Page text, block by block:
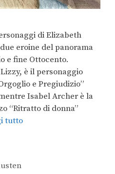
di Elizabeth
eroine del panorama
e fine Ottocento.
è il personaggio
e Pregiudizio”
Isabel Archer è la
“Ritratto di donna”
tutto